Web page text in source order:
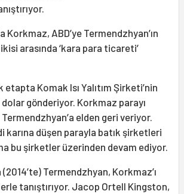
Korkmaz, ABD’ye Termendzhyan’ın
arasında ‘kara para ticareti’
Komak Isı Yalıtım Şirketi’nin
dolar gönderiyor. Korkmaz parayı
elden geri veriyor.
karına düşen parayla batık şirketleri
bu şirketler üzerinden devam ediyor.
Termendzhyan, Korkmaz’ı
tanıştırıyor. Jacop Ortell Kingston,